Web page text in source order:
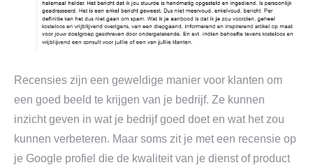
Recensies zijn een geweldige manier voor klanten om
een goed beeld te krijgen van je bedrijf. Ze kunnen
inzicht geven in wat je bedrijf goed doet en wat het zou
kunnen verbeteren. Maar soms zit je met een recensie op
je Google profiel die de kwaliteit van je dienst of product